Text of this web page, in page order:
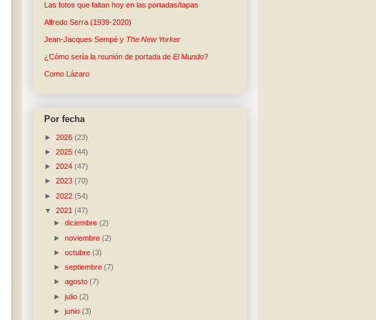
Las fotos que faltan hoy en las portadas/tapas
Alfredo Serra (1939-2020)
Jean-Jacques Sempé y The New Yorker
¿Cómo sería la reunión de portada de El Mundo?
Como Lázaro
Por fecha
► 2026 (23)
► 2025 (44)
► 2024 (47)
► 2023 (70)
► 2022 (54)
▼ 2021 (47)
►diciembre(2)
►noviembre(2)
►octubre(3)
►septiembre(7)
►agosto(7)
►julio(2)
►junio(3)